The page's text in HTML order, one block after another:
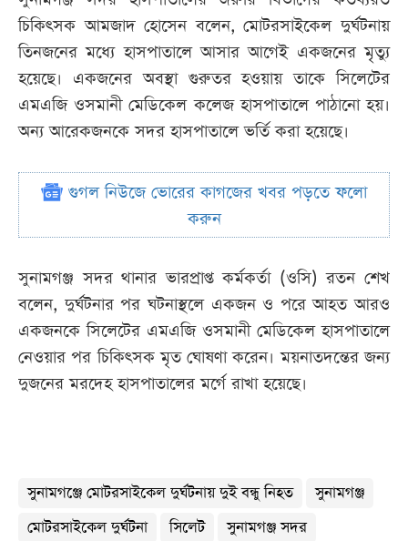
চিকিৎসক আমজাদ হোসেন বলেন, মোটরসাইকেল দুর্ঘটনায়
তিনজনের মধ্যে হাসপাতালে আসার আগেই একজনের মৃত্যু
হয়েছে। একজনের অবস্থা গুরুতর হওয়ায় তাকে সিলেটের
এমএজি ওসমানী মেডিকেল কলেজ হাসপাতালে পাঠানো হয়।
অন্য আরেকজনকে সদর হাসপাতালে ভর্তি করা হয়েছে।
গুগল নিউজে ভোরের কাগজের খবর পড়তে ফলো
করুন
সুনামগঞ্জ সদর থানার ভারপ্রাপ্ত কর্মকর্তা (ওসি) রতন শেখ
বলেন, দুর্ঘটনার পর ঘটনাস্থলে একজন ও পরে আহত আরও
একজনকে সিলেটের এমএজি ওসমানী মেডিকেল হাসপাতালে
নেওয়ার পর চিকিৎসক মৃত ঘোষণা করেন। ময়নাতদন্তের জন্য
দুজনের মরদেহ হাসপাতালের মর্গে রাখা হয়েছে।
সুনামগঞ্জে মোটরসাইকেল দুর্ঘটনায় দুই বন্ধু নিহত
সুনামগঞ্জ
মোটরসাইকেল দুর্ঘটনা
সিলেট সুনামগঞ্জ সদর